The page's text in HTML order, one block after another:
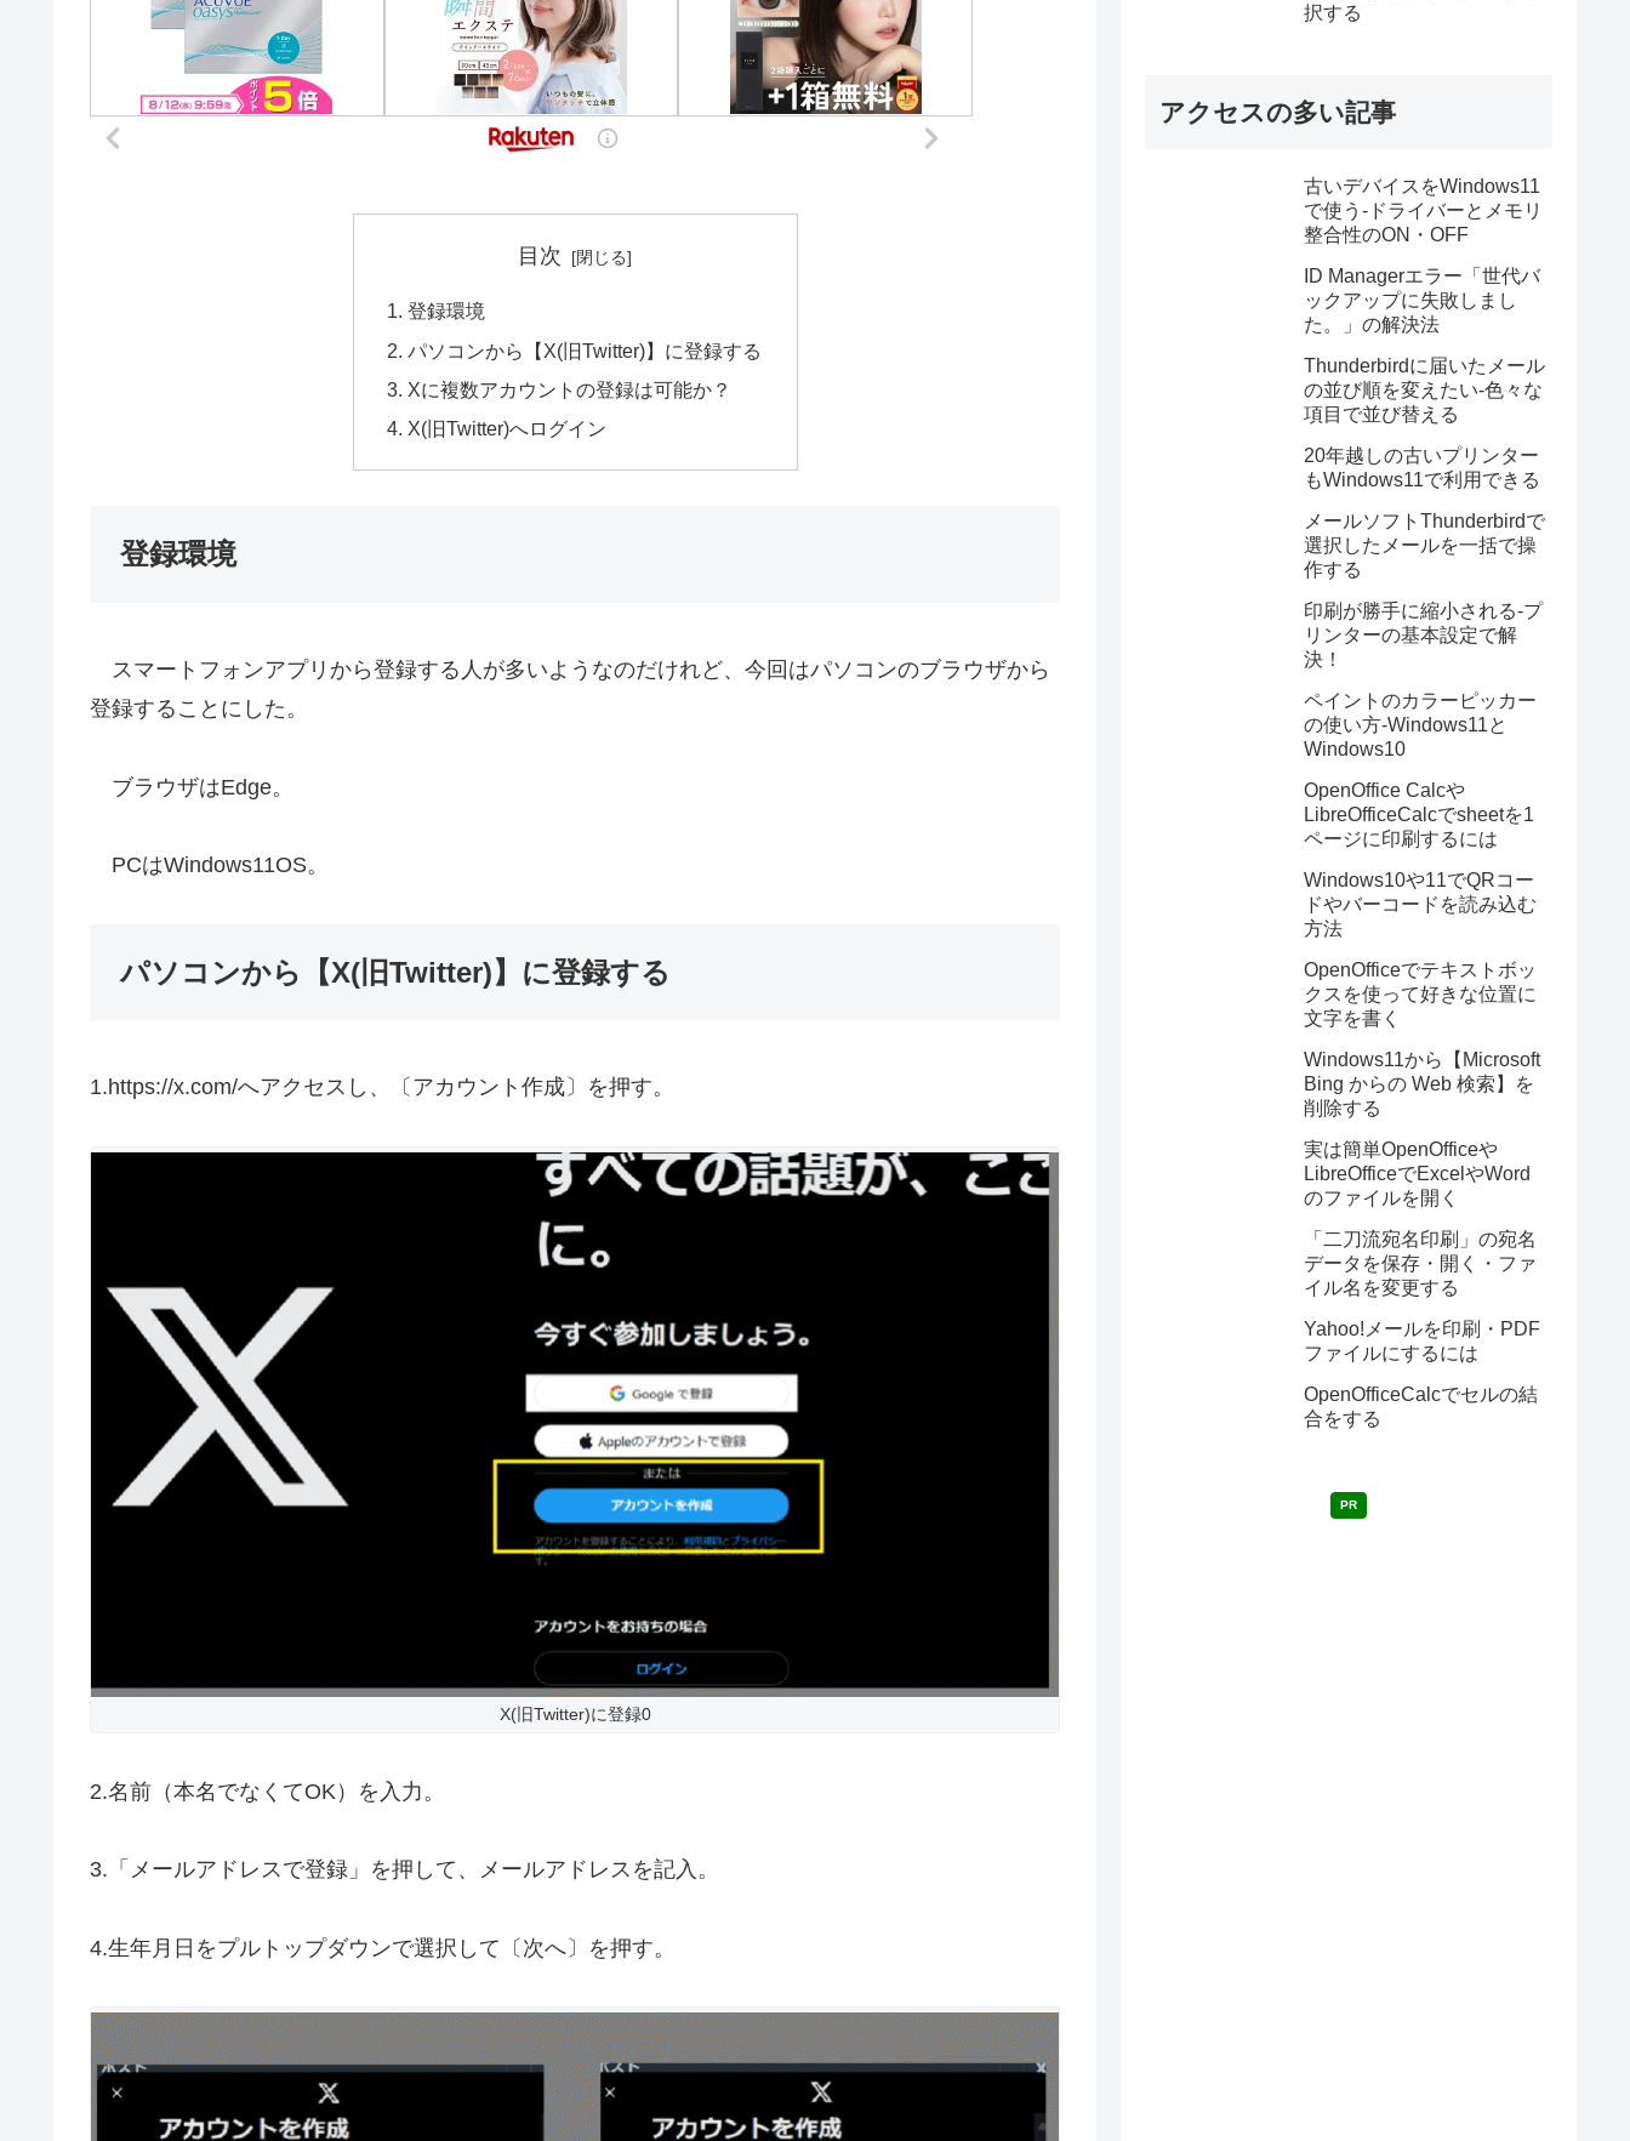
目次
登録環境
パソコンから【X(旧Twitter)】に登録する
Xに複数アカウントの登録は可能か？
X(旧Twitter)へログイン
登録環境
スマートフォンアプリから登録する人が多いようなのだけれど、今回はパソコンのブラウザから
登録することにした。
ブラウザはEdge。
PCはWindows11OS。
パソコンから【X(旧Twitter)】に登録する
1.https://x.com/へアクセスし、〔アカウント作成〕を押す。
X(旧Twitter)に登録0
2.名前（本名でなくてOK）を入力。
3.「メールアドレスで登録」を押して、メールアドレスを記入。
4.生年月日をプルトップダウンで選択して〔次へ〕を押す。
択する
アクセスの多い記事
古いデバイスをWindows11
で使う-ドライバーとメモリ
整合性のON・OFF
ID Managerエラー「世代バ
ックアップに失敗しまし
た。」の解決法
Thunderbirdに届いたメール
の並び順を変えたい-色々な
項目で並び替える
20年越しの古いプリンター
もWindows11で利用できる
メールソフトThunderbirdで
選択したメールを一括で操
作する
印刷が勝手に縮小される-プ
リンターの基本設定で解
決！
ペイントのカラーピッカー
の使い方-Windows11と
Windows10
OpenOffice Calcや
LibreOfficeCalcでsheetを1
ページに印刷するには
Windows10や11でQRコー
ドやバーコードを読み込む
方法
OpenOfficeでテキストボッ
クスを使って好きな位置に
文字を書く
Windows11から【Microsoft
Bing からの Web 検索】を
削除する
実は簡単OpenOfficeや
LibreOfficeでExcelやWord
のファイルを開く
「二刀流宛名印刷」の宛名
データを保存・開く・ファ
イル名を変更する
Yahoo!メールを印刷・PDF
ファイルにするには
OpenOfficeCalcでセルの結
合をする
PR